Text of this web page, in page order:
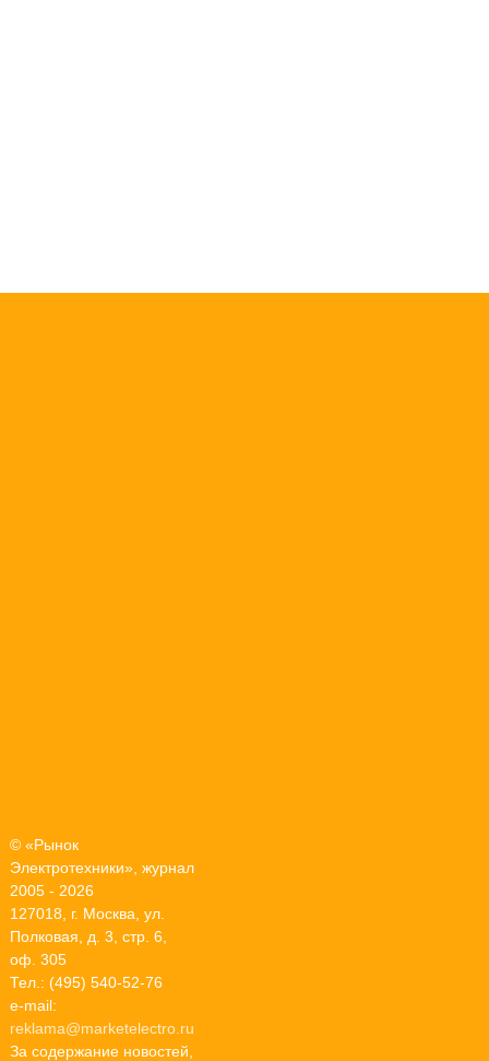
© «Рынок
Электротехники», журнал
2005 - 2026
127018, г. Москва, ул.
Полковая, д. 3, стр. 6,
оф. 305
Тел.: (495) 540-52-76
e-mail:
reklama@marketelectro.ru
За содержание новостей,